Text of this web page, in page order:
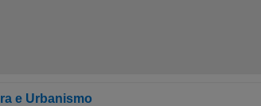
e Urbanismo